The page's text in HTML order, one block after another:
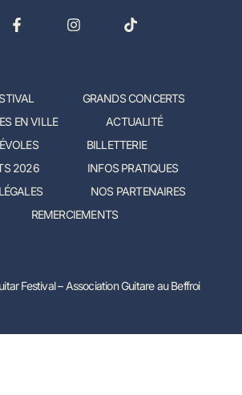
GRANDS CONCERTS
EN VILLE
ACTUALITÉ
BILLETTERIE
2026
INFOS PRATIQUES
NOS PARTENAIRES
REMERCIEMENTS
Festival – Association Guitare au Beffroi